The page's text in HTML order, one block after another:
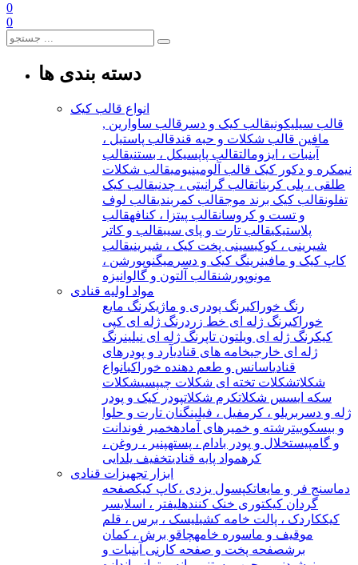
0
0
دسته بندی ها
انواع قالب کیک
قالب سیلیکونیقالب کیک و دسر قالب ساوارین ,
مافین قالب شکلات و حبه قندقالب پاستیل ،
آبنبات ، ایزومالتقالب پاپسیکل ، بستنیقالب
نیمکره و دکور کیک قالب آلومینیومیقالب شکلات
طلقی ، پلی کربناتقالب گرانیتی ، چدنیقالب کیک
تفلونقالب کیک برند موجقالب کمربندیقالب لوف
و تست و کروسانقالب پیتزا ، کنافهقالب
پلاستیکیقالب تارت و پای سیبقالب و کاتر
شیرینی ، کوکیسینی پخت کیک ، شیرینیقالب
کاپ کیک و مافینرینگ کیک و دسر میگنوپورشن ،
مونوپورشنقالب آلتون و گالوانیزه
مواد اولیه قنادی
رنگ خوراکیرنگ پودری و ماژیکرنگ مایع
خوراکیرنگ ژله ای خط زردرنگ ژله ای کپی
کیکرنگ ژله ای ویلتون تاپرنگ ژله ای نیلینرنگ
ژله ای خارجیخامه های قنادیآرد و پودرهای
قنادیاسانس و طعم دهنده خوراکیانواع
شکلاتشکلات تخته ای شکلات چیپسیشکلات
سکه ایسس شکلاتکرم شکلاتپودر کیک و پودر
ژله و دسر بریلو ، کرمفیل ، فیلینگنان تارت و حلوا
و بیسکوییترشته و خمیرهای آمادهخمیر فوندانت
و گامپیستخلال و پودر بادام ، پستهپنیر ، روغن ،
کرهمواد پایه قنادیتخفیف یلدایی
ابزار تجهیزات قنادی
دماسنج فر و مایعاتکپسول یزدی ،کاپ کیکصفحه
گردان کیکتوری خنک کنندهلیفتر ، اسلایسر
کیککاردک ، پالت خامه کشیلیسک ، برس ، قلم
موقیف و ماسوره خامهچاقو برش ، کمان
برشصفحه پخت و صفحه کار نی آبنبات و